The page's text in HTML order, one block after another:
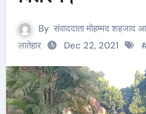
By संवाददाता मोहम्मद
लातेहार
Dec 22, 2021